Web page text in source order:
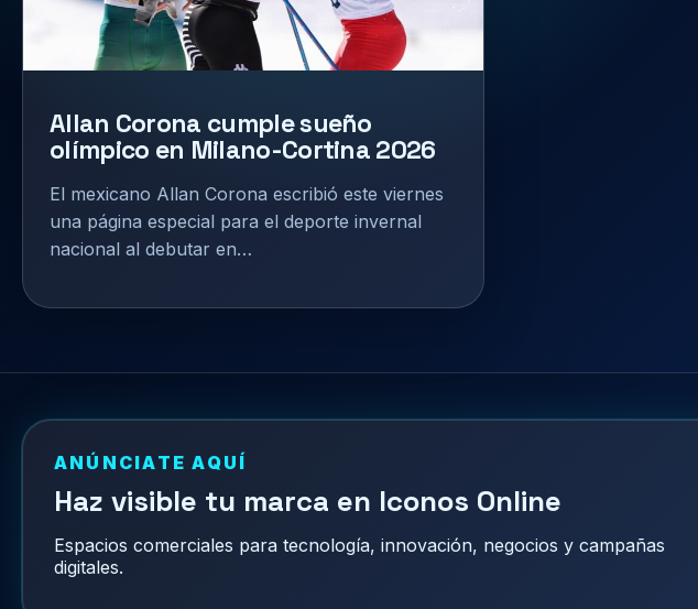
Allan Corona cumple sueño
olímpico en Milano-Cortina 2026
El mexicano Allan Corona escribió este viernes
una página especial para el deporte invernal
nacional al debutar en…
ANÚNCIATE AQUÍ
Haz visible tu marca en Iconos Online
Espacios comerciales para tecnología, innovación, negocios y campañas
digitales.